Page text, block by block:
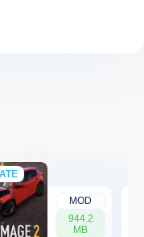
MOD
944.2
MB